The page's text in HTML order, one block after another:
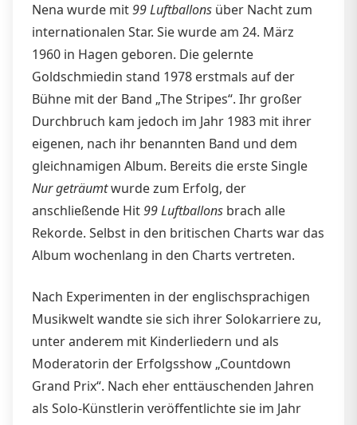
Nena wurde mit99 Luftballons über Nacht zum
internationalen Star. Sie wurde am 24. März
1960 in Hagen geboren. Die gelernte
Goldschmiedin stand 1978 erstmals auf der
Bühne mit der Band „The Stripes“. Ihr großer
Durchbruch kam jedoch im Jahr 1983 mit ihrer
eigenen, nach ihr benannten Band und dem
gleichnamigen Album. Bereits die erste Single
Nur geträumtwurde zum Erfolg, der
anschließende Hit99 Luftballons brach alle
Rekorde. Selbst in den britischen Charts war das
Album wochenlang in den Charts vertreten.
Nach Experimenten in der englischsprachigen
Musikwelt wandte sie sich ihrer Solokarriere zu,
unter anderem mit Kinderliedern und als
Moderatorin der Erfolgsshow „Countdown
Grand Prix“. Nach eher enttäuschenden Jahren
als Solo-Künstlerin veröffentlichte sie im Jahr